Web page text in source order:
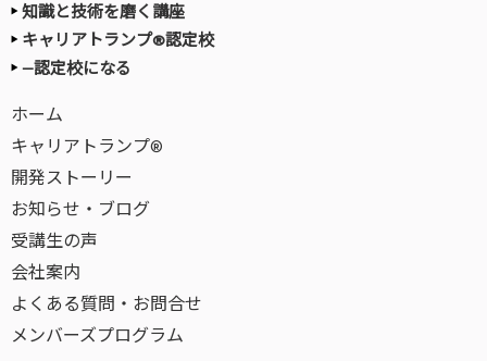
知識と技術を磨く講座
キャリアトランプ®認定校
—認定校になる
ホーム
キャリアトランプ®
開発ストーリー
お知らせ・ブログ
受講生の声
会社案内
よくある質問・お問合せ
メンバーズプログラム